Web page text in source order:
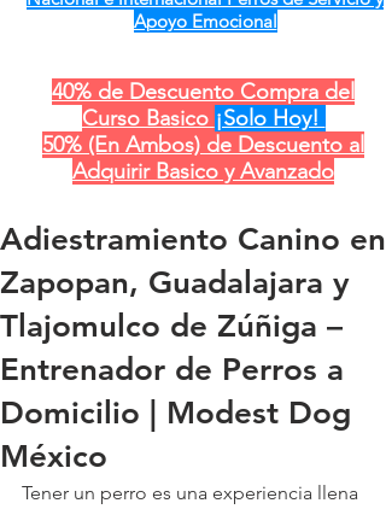
Apoyo Emocional
40% de Descuento Compra del
Curso Basico ¡Solo Hoy!
50% (En Ambos) de Descuento al
Adquirir Basico y Avanzado
Adiestramiento Canino en
Zapopan, Guadalajara y
Tlajomulco de Zúñiga –
Entrenador de Perros a
Domicilio | Modest Dog
México
Tener un perro es una experiencia llena